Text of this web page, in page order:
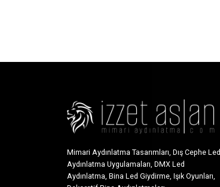
Mimari Aydınlatma Tasarımları, Dış Cephe Led
Aydınlatma Uygulamaları, DMX Led
Aydınlatma, Bina Led Giydirme, Işık Oyunları,